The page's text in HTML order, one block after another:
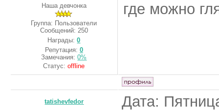
Наша девчонка
Группа: Пользователи
Сообщений: 250
Награды:0
Репутация: 0
Замечания:0%
Статус:offline
где можно
tatishevfedor Дата: